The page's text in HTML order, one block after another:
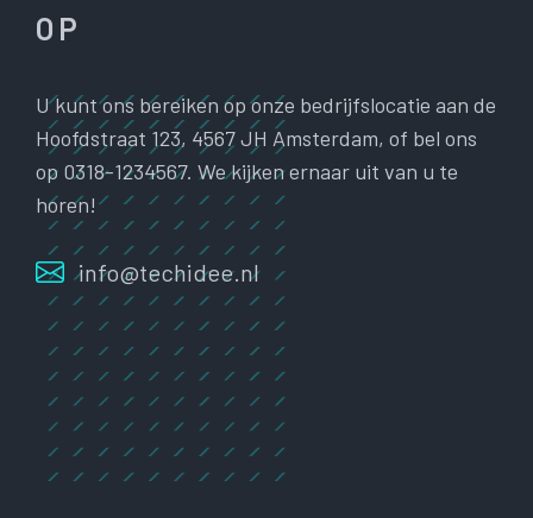
OP
U kunt ons bereiken op onze bedrijfslocatie aan de
Hoofdstraat 123, 4567 JH Amsterdam, of bel ons
op 0318-1234567. We kijken ernaar uit van u te
horen!
info@techidee.nl